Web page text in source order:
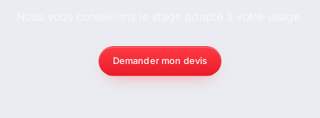
Demander mon devis